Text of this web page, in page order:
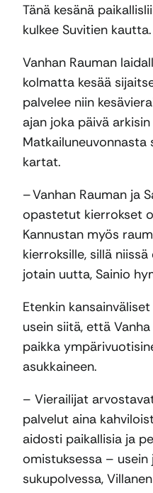
Tänä kesänä
kulkee Suvitien kautta.
Vanhan Rauman
kolmatta kesää
palvelee niin
ajan joka päivä
kartat.
– Vanhan Rauman ja
opastetut kierrokset
Kannustan myös
kierroksille, sillä
jotain uutta, Sainio
Etenkin
usein siitä, että
paikka
asukkaineen.
– Vierailijat
palvelut aina
aidosti paikallisia ja
omistuksessa – usein
sukupolvessa,